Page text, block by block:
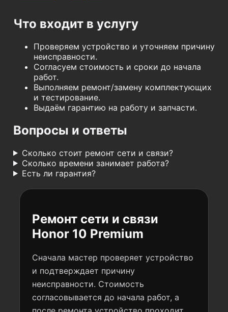
Что входит в услугу
Проверяем устройство и уточняем причину
неисправности.
Согласуем стоимость и сроки до начала
работ.
Выполняем ремонт/замену комплектующих
и тестирование.
Выдаём гарантию на работу и запчасти.
Вопросы и ответы
Сколько стоит ремонт сети и связи?
Сколько времени занимает работа?
Есть ли гарантия?
Ремонт сети и связи
Honor 10 Premium
Сначала мастер проверяет устройство
и подтверждает причину
неисправности. Стоимость
согласовывается до начала работ, а